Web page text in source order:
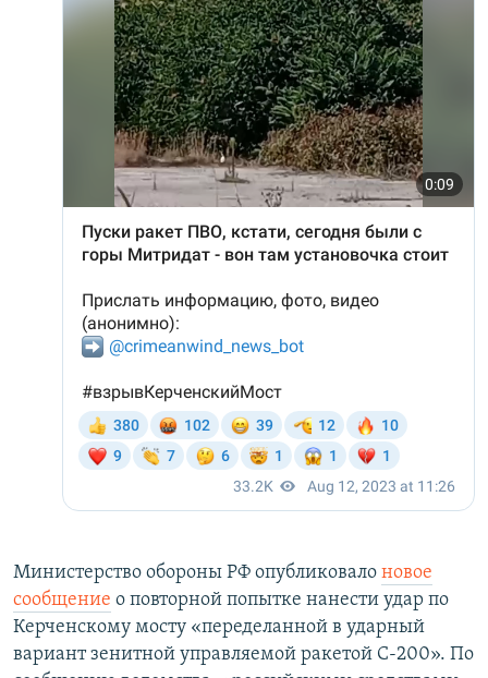
Министерство обороны РФ опубликовало новое
сообщение о повторной попытке нанести удар по
Керченскому мосту «переделанной в ударный
вариант зенитной управляемой ракетой С-200». По